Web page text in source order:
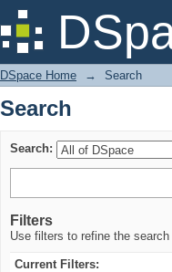
Search
DSpace Home → Search
Search
Search:
Filters
Use filters to refine the
Current Filters: